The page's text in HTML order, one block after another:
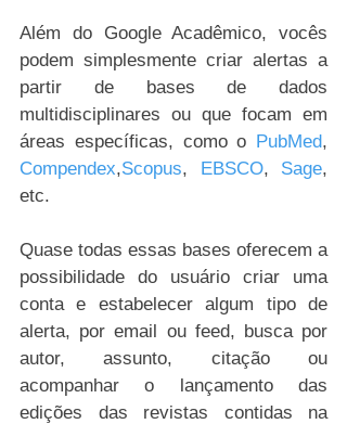
Além do Google Acadêmico, vocês
podem simplesmente criar alertas a
partir de bases de dados
multidisciplinares ou que focam em
áreas específicas, como o PubMed
Compendex,Scopus, EBSCO, Sage,
etc.
Quase todas essas bases oferecem a
possibilidade do usuário criar uma
conta e estabelecer algum tipo de
alerta, por email ou feed, busca por
autor, assunto, citação ou
acompanhar o lançamento das
edições das revistas contidas na